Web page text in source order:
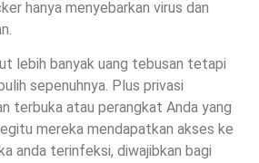
hanya menyebarkan virus dan
lebih banyak uang tebusan tetapi
sepenuhnya. Plus privasi
terbuka atau perangkat Anda yang
mereka mendapatkan akses ke
anda terinfeksi, diwajibkan bagi